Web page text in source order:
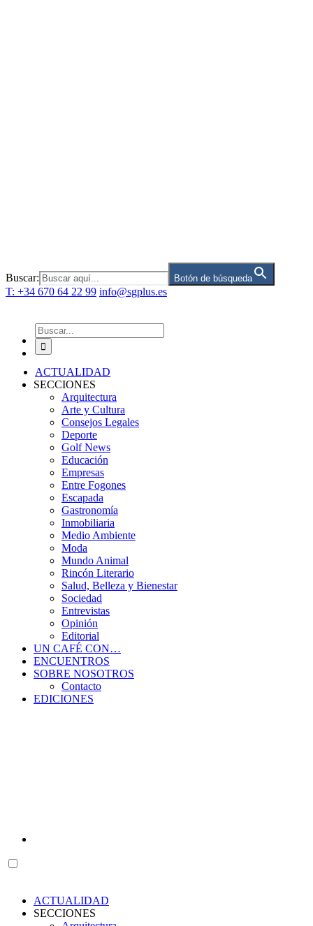
Buscar: Botón de búsqueda
T: +34 670 64 22 99 info@sgplus.es
Buscar:
ACTUALIDAD
SECCIONES
Arquitectura
Arte y Cultura
Consejos Legales
Deporte
Golf News
Educación
Empresas
Entre Fogones
Escapada
Gastronomía
Inmobiliaria
Medio Ambiente
Moda
Mundo Animal
Rincón Literario
Salud, Belleza y Bienestar
Sociedad
Entrevistas
Opinión
Editorial
UN CAFÉ CON…
ENCUENTROS
SOBRE NOSOTROS
Contacto
EDICIONES
ACTUALIDAD
SECCIONES